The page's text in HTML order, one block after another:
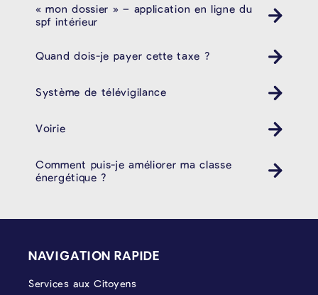
« mon dossier » – application en ligne du
spf intérieur
Quand dois-je payer cette taxe ?
Système de télévigilance
Voirie
Comment puis-je améliorer ma classe
énergétique ?
NAVIGATION RAPIDE
Services aux Citoyens